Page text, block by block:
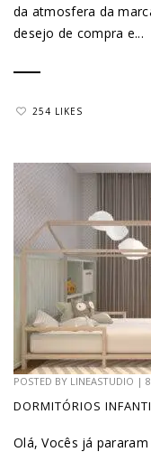
da atmosfera da
desejo de compra e...
254 LIKES
POSTED BY LINEASTUDIO |
DORMITÓRIOS
Olá, Vocês já